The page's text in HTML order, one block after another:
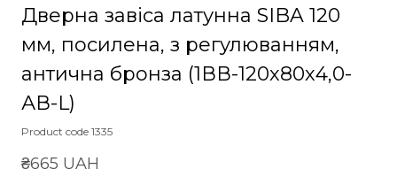
Дверна завіса латунна SIBA 120
мм, посилена, з регулюванням,
антична бронза (1ВВ-120х80х4,0-
АВ-L)
Product code 1335
₴665 UAH